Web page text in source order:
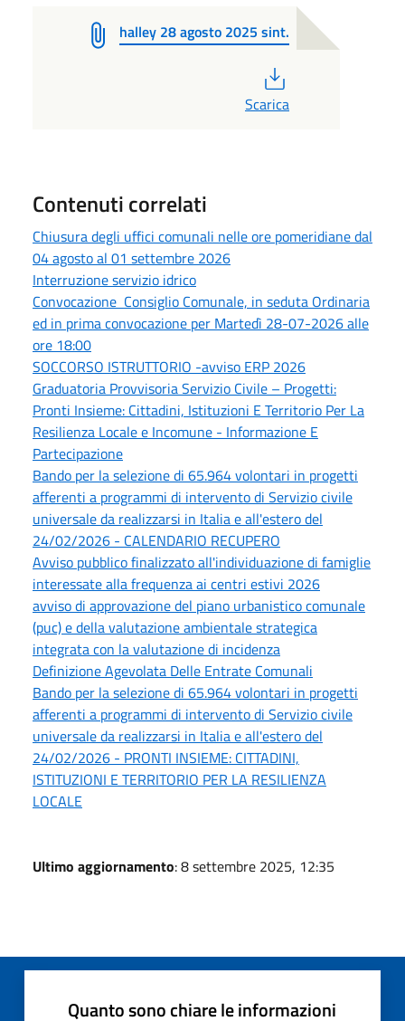
halley 28 agosto 2025 sint.
Scarica
Contenuti correlati
Chiusura degli uffici comunali nelle ore pomeridiane dal
04 agosto al 01 settembre 2026
Interruzione servizio idrico
Convocazione Consiglio Comunale, in seduta Ordinaria
ed in prima convocazione per Martedì 28-07-2026 alle
ore 18:00
SOCCORSO ISTRUTTORIO -avviso ERP 2026
Graduatoria Provvisoria Servizio Civile – Progetti:
Pronti Insieme: Cittadini, Istituzioni E Territorio Per La
Resilienza Locale e Incomune - Informazione E
Partecipazione
Bando per la selezione di 65.964 volontari in progetti
afferenti a programmi di intervento di Servizio civile
universale da realizzarsi in Italia e all'estero del
24/02/2026 - CALENDARIO RECUPERO
Avviso pubblico finalizzato all'individuazione di famiglie
interessate alla frequenza ai centri estivi 2026
avviso di approvazione del piano urbanistico comunale
(puc) e della valutazione ambientale strategica
integrata con la valutazione di incidenza
Definizione Agevolata Delle Entrate Comunali
Bando per la selezione di 65.964 volontari in progetti
afferenti a programmi di intervento di Servizio civile
universale da realizzarsi in Italia e all'estero del
24/02/2026 - PRONTI INSIEME: CITTADINI,
ISTITUZIONI E TERRITORIO PER LA RESILIENZA
LOCALE
Ultimo aggiornamento: 8 settembre 2025, 12:35
Quanto sono chiare le informazioni